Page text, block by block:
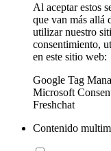
Al aceptar estos
que van más allá
utilizar nuestro
consentimiento,
en este sitio web:
Google Tag
Microsoft
Freshchat
Contenido